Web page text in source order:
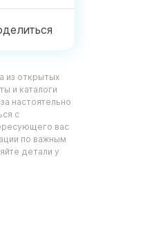
из открытых
и каталоги
настоятельно
с
вас
по важным
детали у